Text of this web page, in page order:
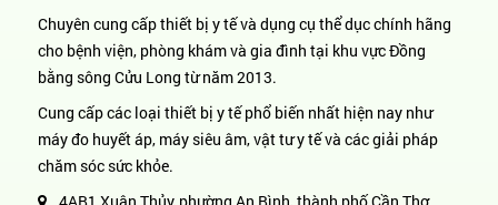
Chuyên cung cấp thiết bị y tế và dụng cụ thể dục chính hãng
cho bệnh viện, phòng khám và gia đình tại khu vực Đồng
bằng sông Cửu Long từ năm 2013.
Cung cấp các loại thiết bị y tế phổ biến nhất hiện nay như
máy đo huyết áp, máy siêu âm, vật tư y tế và các giải pháp
chăm sóc sức khỏe.